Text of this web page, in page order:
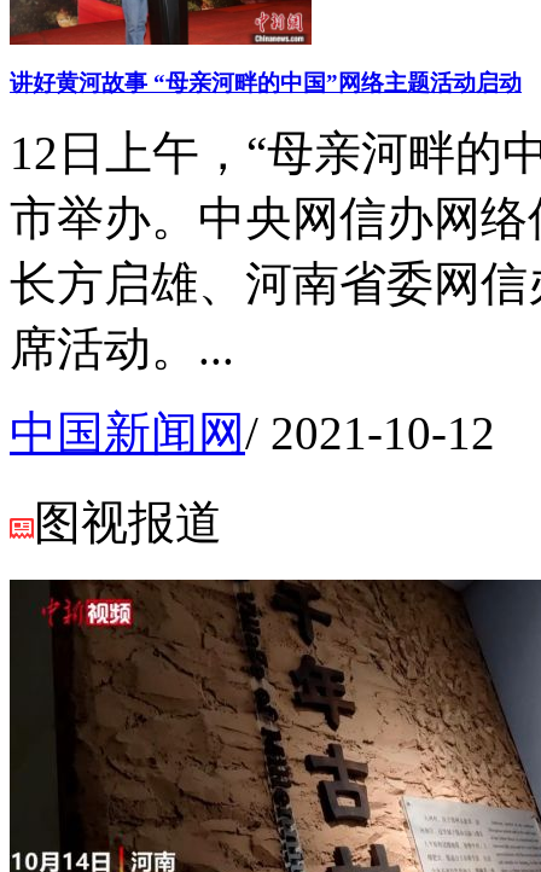
讲好黄河故事 “母亲河畔的中国”网络主题活动启动
12日上午，“母亲河畔的
市举办。中央网信办网
长方启雄、河南省委网
席活动。...
中国新闻网/ 2021-10-12
图视报道